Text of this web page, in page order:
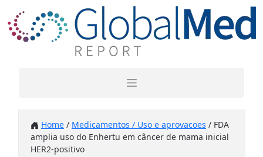
Home / Medicamentos / Uso e aprovacoes / FDA
amplia uso do Enhertu em câncer de mama inicial
HER2-positivo